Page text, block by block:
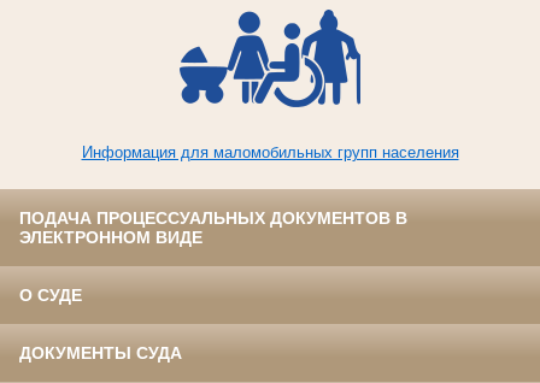
Информация для маломобильных групп населения
ПОДАЧА ПРОЦЕССУАЛЬНЫХ ДОКУМЕНТОВ В
ЭЛЕКТРОННОМ ВИДЕ
О СУДЕ
ДОКУМЕНТЫ СУДА